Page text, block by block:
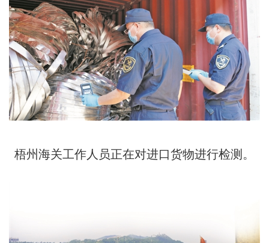
梧州海关工作人员正在对进口货物进行检测。